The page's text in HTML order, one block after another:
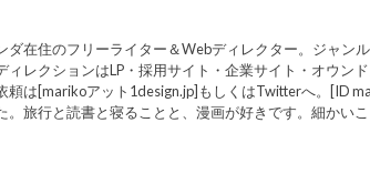
ダ在住のフリーライター＆Webディレクター。ジャン
ィレクションはLP・採用サイト・企業サイト・オウン
頼は[marikoアット1design.jp]もしくはTwitterへ。[ID
。旅行と読書と寝ることと、漫画が好きです。細かいこ